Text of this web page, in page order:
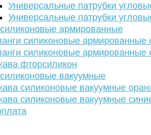
Универсальные патрубки
Универсальные патрубки
армированные
силиконовые армированные
силиконовые армированные
фторсиликон
вакуумные
силиконовые вакуумные
силиконовые вакуумные